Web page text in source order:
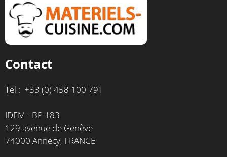
Contact
Tel : +33 (0) 458 100 791
IDEM - BP 183
129 avenue de Genève
74000 Annecy, FRANCE